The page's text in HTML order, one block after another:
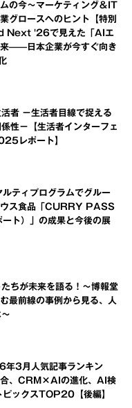
の今～マーケティング＆IT
グロースへのヒント【特別
Next '26で見えた「AIエ
——日本企業が今すぐ向き
者 －生活者目線で捉える
性－【生活者インターフェ
レポート】
ティプログラムでグルー
ス食品「CURRY PASS
ト）」の成果と今後の展
ちが未来を語る！～博報堂
最前線の事例から見る、人
3月人気記事ランキン
、CRM×AIの進化、AI検
ピックスTOP20【後編】